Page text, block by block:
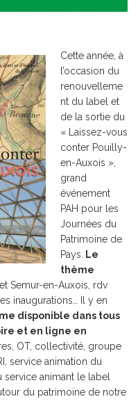
Cette année, à
l’occasion du
renouvelleme
nt du label et
de la sortie du
« Laissez-vous
conter Pouilly-
en-Auxois »,
grand
événement
PAH pour les
Journées du
Patrimoine de
Pays.
Le
thème
Semur-en-Auxois, rdv
inaugurations… Il y en
disponible dans tous
et en ligne en
OT, collectivité, groupe
service animation du
animant le label
du patrimoine de notre